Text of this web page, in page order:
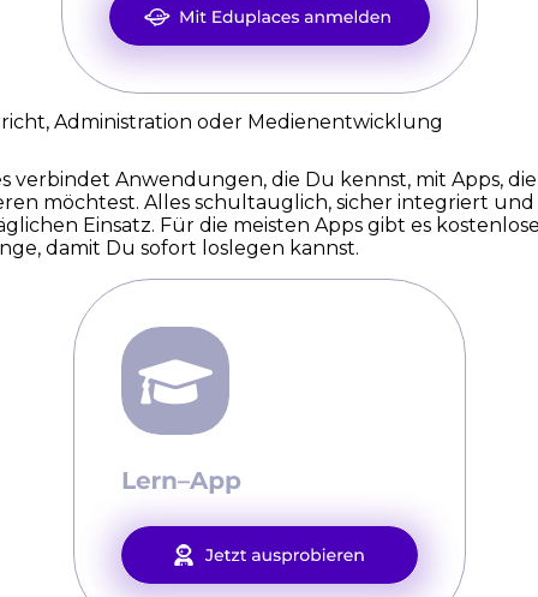
Administration oder Medienentwicklung
verbindet Anwendungen, die Du kennst, mit Apps,
möchtest. Alles schultauglich, sicher integriert
Einsatz. Für die meisten Apps gibt es
damit Du sofort loslegen kannst.